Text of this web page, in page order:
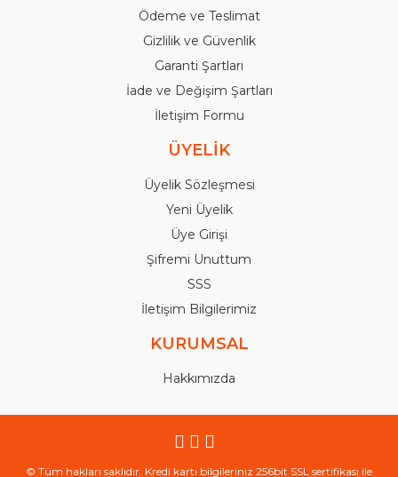
Ödeme ve Teslimat
Gizlilik ve Güvenlik
Garanti Şartları
İade ve Değişim Şartları
İletişim Formu
ÜYELİK
Üyelik Sözleşmesi
Yeni Üyelik
Üye Girişi
Şifremi Unuttum
SSS
İletişim Bilgilerimiz
KURUMSAL
Hakkımızda
© Tüm hakları saklıdır. Kredi kartı bilgileriniz 256bit SSL sertifikası ile